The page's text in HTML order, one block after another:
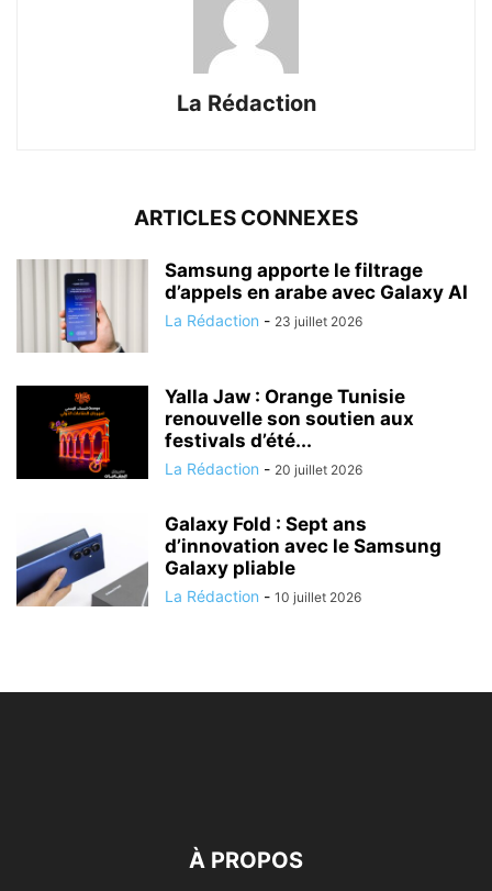
La Rédaction
ARTICLES CONNEXES
Samsung apporte le filtrage
d’appels en arabe avec Galaxy AI
La Rédaction - 23 juillet 2026
Yalla Jaw : Orange Tunisie
renouvelle son soutien aux
festivals d’été...
La Rédaction - 20 juillet 2026
Galaxy Fold : Sept ans
d’innovation avec le Samsung
Galaxy pliable
La Rédaction - 10 juillet 2026
À PROPOS